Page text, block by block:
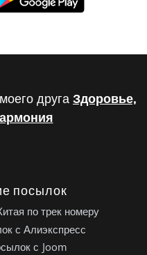
друга Здоровье,
посылок
по трек номеру
с Алиэкспресс
с Joom